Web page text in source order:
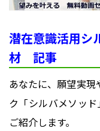
潜在意識活用シ
材 記事
あなたに、願望実
ク「シルバメソッ
ご紹介します。